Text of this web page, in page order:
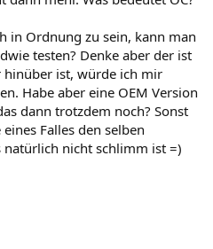
in Ordnung zu sein, kann man
testen? Denke aber der ist
ist, würde ich mir
Habe aber eine OEM Version
dann trotzdem noch? Sonst
Falles den selben
natürlich nicht schlimm ist =)